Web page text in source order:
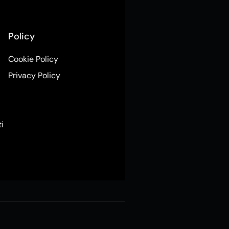
Policy
Cookie Policy
Privacy Policy